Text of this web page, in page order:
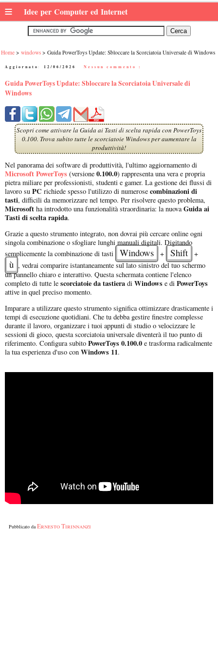
≡ Idee per Computer ed Internet
Home windows Guida PowerToys Update: Sbloccare la Scorciatoia Universale di Windows
Aggiornato: 12/06/2026 Nessun commento :
Guida PowerToys Update: Sbloccare la Scorciatoia Universale di
Windows
Scopri come attivare la Guida ai Tasti di scelta rapida con PowerToys
0.100. Trova subito tutte le scorciatoie Windows per aumentare la
produttività!
Nel panorama dei software di produttività, l'ultimo aggiornamento di
Microsoft PowerToys (versione 0.100.0) rappresenta una vera e propria
pietra miliare per professionisti, studenti e gamer. La gestione dei flussi di
lavoro su PC richiede spesso l'utilizzo di numerose combinazioni di
tasti, difficili da memorizzare nel tempo. Per risolvere questo problema,
Microsoft ha introdotto una funzionalità straordinaria: la nuovaGuida ai
Tasti di scelta rapida.
Grazie a questo strumento integrato, non dovrai più cercare online ogni
singola combinazione o sfogliare lunghi manuali digitali. Digitando
semplicemente la combinazione di tasti
Windows + Shift +
ù , vedrai comparire istantaneamente sul lato sinistro del tuo schermo
un pannello chiaro e interattivo. Questa schermata contiene l'elenco
completo di tutte le scorciatoie da tastiera di Windows e di PowerToys
attive in quel preciso momento.
Imparare a utilizzare questo strumento significa ottimizzare drasticamente i
tempi di esecuzione quotidiani. Che tu debba gestire finestre complesse
durante il lavoro, organizzare i tuoi appunti di studio o velocizzare le
sessioni di gioco, questa scorciatoia universale diventerà il tuo punto di
riferimento. Configura subito PowerToys 0.100.0 e trasforma radicalmente
la tua esperienza d'uso con Windows 11.
Pubblicato daErnesto Tirinnanzi